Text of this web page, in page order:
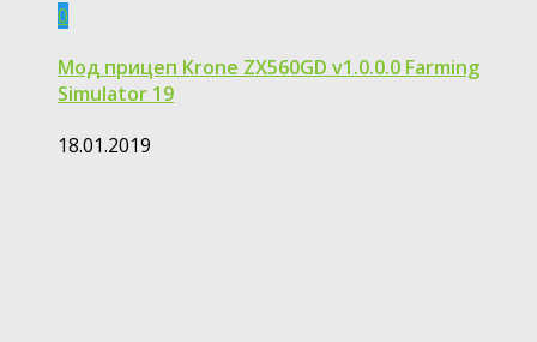
0
Мод прицеп Krone ZX560GD v1.0.0.0 Farming
Simulator 19
18.01.2019